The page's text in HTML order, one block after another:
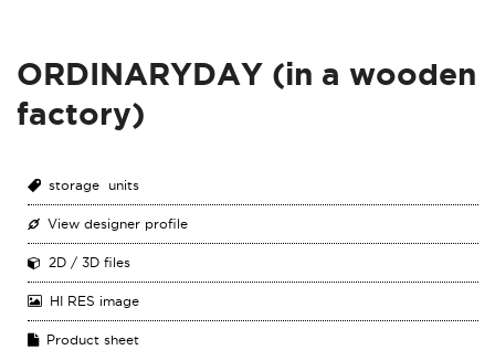
ORDINARYDAY (in a wooden
factory)
storage units
View designer profile
2D / 3D files
HI RES image
Product sheet